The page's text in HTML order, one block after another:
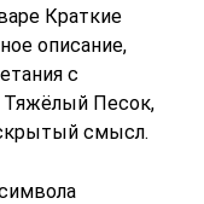
Краткие
описание,
с
Песок,
смысл.